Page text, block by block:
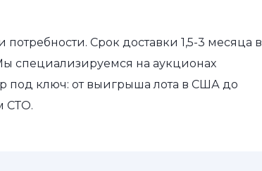
Срок доставки 1,5-3 месяца в
специализируемся на аукционах
под ключ: от выигрыша лота в США до
СТО.